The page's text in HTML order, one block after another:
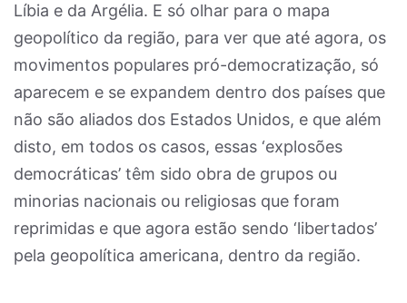
Líbia e da Argélia. E só olhar para o mapa
geopolítico da região, para ver que até agora, os
movimentos populares pró-democratização, só
aparecem e se expandem dentro dos países que
não são aliados dos Estados Unidos, e que além
disto, em todos os casos, essas ‘explosões
democráticas’ têm sido obra de grupos ou
minorias nacionais ou religiosas que foram
reprimidas e que agora estão sendo ‘libertados’
pela geopolítica americana, dentro da região.